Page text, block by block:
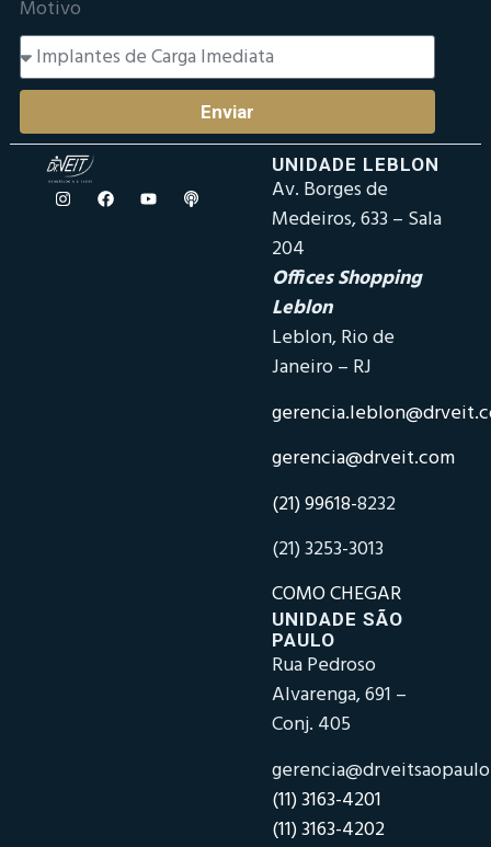
Motivo
Enviar
UNIDADE LEBLON
Av. Borges de
Medeiros, 633 – Sala
204
Offices Shopping
Leblon
Leblon, Rio de
Janeiro – RJ
gerencia@drveit.com
(21) 99618-8232
(21) 3253-3013
COMO CHEGAR
UNIDADE SÃO
PAULO
Rua Pedroso
Alvarenga, 691 –
Conj. 405
(11) 3163-4201
(11) 3163-4202